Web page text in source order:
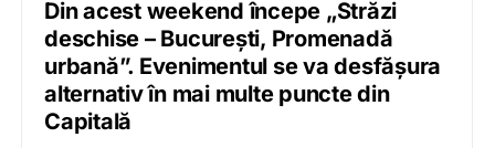
Din acest weekend începe „Străzi
deschise – Bucureşti, Promenadă
urbană”. Evenimentul se va desfăşura
alternativ în mai multe puncte din
Capitală